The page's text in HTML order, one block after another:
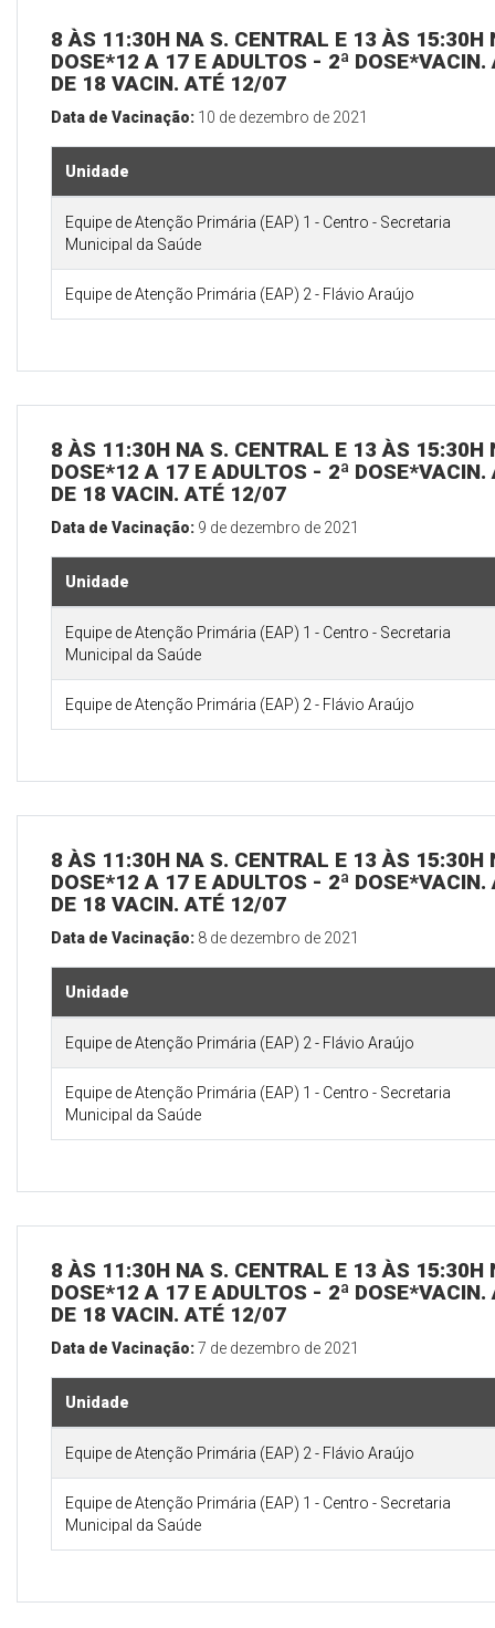
8 ÀS 11:30H NA S. CENTRAL E 13 ÀS 15:30H
DOSE*12 A 17 E ADULTOS - 2ª
DE 18 VACIN. ATÉ 12/07
Data de Vacinação: 10 de dezembro de 2021
Unidade
Equipe de Atenção Primária (EAP) 1 - Centro - Secretaria
Municipal da Saúde
Equipe de Atenção Primária (EAP) 2 - Flávio Araújo
8 ÀS 11:30H NA S. CENTRAL E 13 ÀS 15:30H
DOSE*12 A 17 E ADULTOS - 2ª
DE 18 VACIN. ATÉ 12/07
Data de Vacinação: 9 de dezembro de 2021
Unidade
Equipe de Atenção Primária (EAP) 1 - Centro - Secretaria
Municipal da Saúde
Equipe de Atenção Primária (EAP) 2 - Flávio Araújo
8 ÀS 11:30H NA S. CENTRAL E 13 ÀS 15:30H
DOSE*12 A 17 E ADULTOS - 2ª
DE 18 VACIN. ATÉ 12/07
Data de Vacinação: 8 de dezembro de 2021
Unidade
Equipe de Atenção Primária (EAP) 2 - Flávio Araújo
Equipe de Atenção Primária (EAP) 1 - Centro - Secretaria
Municipal da Saúde
8 ÀS 11:30H NA S. CENTRAL E 13 ÀS 15:30H
DOSE*12 A 17 E ADULTOS - 2ª
DE 18 VACIN. ATÉ 12/07
Data de Vacinação:7 de dezembro de 2021
Unidade
Equipe de Atenção Primária (EAP) 2 - Flávio Araújo
Equipe de Atenção Primária (EAP) 1 - Centro - Secretaria
Municipal da Saúde